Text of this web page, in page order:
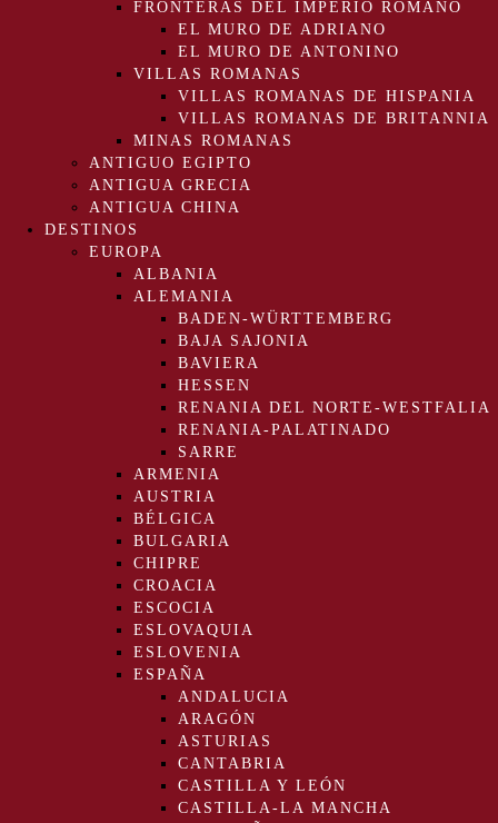
FRONTERAS DEL IMPERIO ROMANO
EL MURO DE ADRIANO
EL MURO DE ANTONINO
VILLAS ROMANAS
VILLAS ROMANAS DE HISPANIA
VILLAS ROMANAS DE BRITANNIA
MINAS ROMANAS
ANTIGUO EGIPTO
ANTIGUA GRECIA
ANTIGUA CHINA
DESTINOS
EUROPA
ALBANIA
ALEMANIA
BADEN-WÜRTTEMBERG
BAJA SAJONIA
BAVIERA
HESSEN
RENANIA DEL NORTE-WESTFALIA
RENANIA-PALATINADO
SARRE
ARMENIA
AUSTRIA
BÉLGICA
BULGARIA
CHIPRE
CROACIA
ESCOCIA
ESLOVAQUIA
ESLOVENIA
ESPAÑA
ANDALUCIA
ARAGÓN
ASTURIAS
CANTABRIA
CASTILLA Y LEÓN
CASTILLA-LA MANCHA